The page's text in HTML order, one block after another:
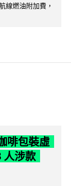
線燃油附加費，
啡包裝虛
人涉款